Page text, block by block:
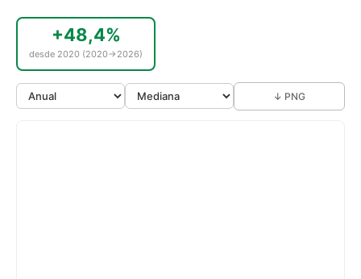
+48,4%
desde 2020 (2020→2026)
↓ PNG